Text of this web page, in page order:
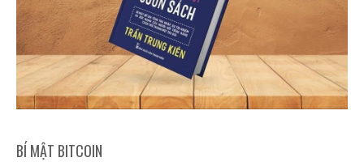
BÍ MẬT BITCOIN